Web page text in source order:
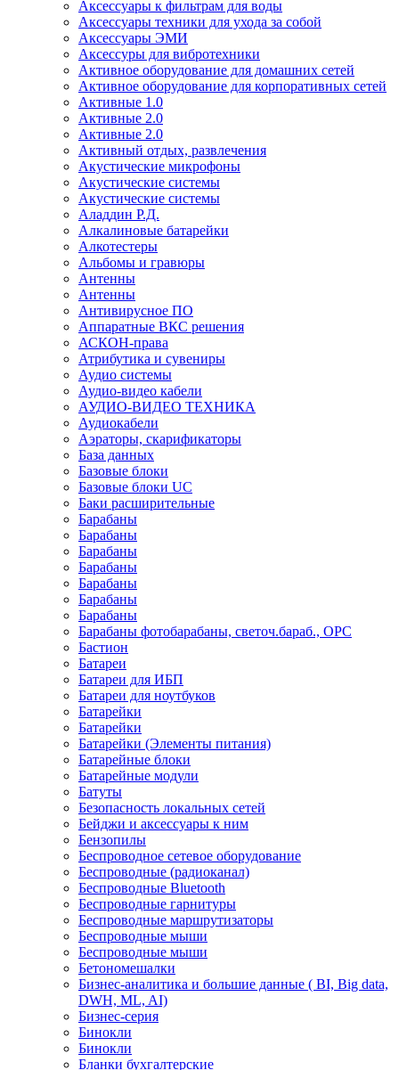
Аксессуары к фильтрам для воды
Аксессуары техники для ухода за собой
Аксессуары ЭМИ
Аксессуры для вибротехники
Активное оборудование для домашних сетей
Активное оборудование для корпоративных сетей
Активные 1.0
Активные 2.0
Активные 2.0
Активный отдых, развлечения
Акустические микрофоны
Акустические системы
Акустические системы
Аладдин Р.Д.
Алкалиновые батарейки
Алкотестеры
Альбомы и гравюры
Антенны
Антенны
Антивирусное ПО
Аппаратные ВКС решения
АСКОН-права
Атрибутика и сувениры
Аудио системы
Аудио-видео кабели
АУДИО-ВИДЕО ТЕХНИКА
Аудиокабели
Аэраторы, скарификаторы
База данных
Базовые блоки
Базовые блоки UC
Баки расширительные
Барабаны
Барабаны
Барабаны
Барабаны
Барабаны
Барабаны
Барабаны
Барабаны фотобарабаны, светоч.бараб., OPC
Бастион
Батареи
Батареи для ИБП
Батареи для ноутбуков
Батарейки
Батарейки
Батарейки (Элементы питания)
Батарейные блоки
Батарейные модули
Батуты
Безопасность локальных сетей
Бейджи и аксесcуары к ним
Бензопилы
Беспроводное сетевое оборудование
Беспроводные (радиоканал)
Беспроводные Bluetooth
Беспроводные гарнитуры
Беспроводные маршрутизаторы
Беспроводные мыши
Беспроводные мыши
Бетономешалки
Бизнес-аналитика и большие данные ( BI, Big data,
DWH, ML, AI)
Бизнес-серия
Бинокли
Бинокли
Бланки бухгалтерские